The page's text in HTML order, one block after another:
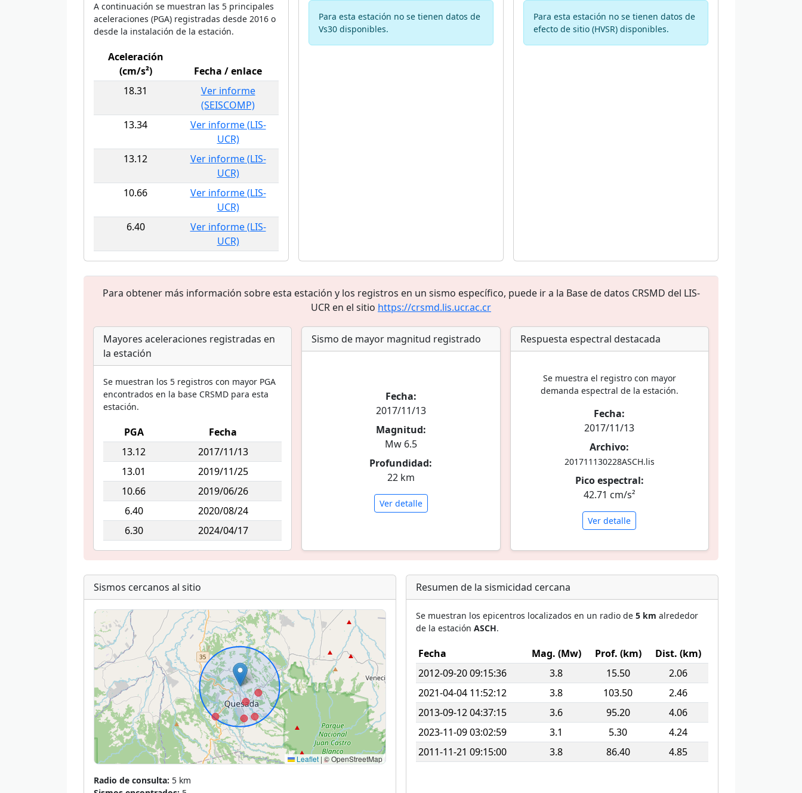
A continuación se muestran las 5 principales
aceleraciones (PGA) registradas desde 2016 o
desde la instalación de la estación.
Aceleración
(cm/s²)
Fecha / enlace
18.31
Ver informe
(SEISCOMP)
13.34
Ver informe (LIS-
UCR)
13.12
Ver informe (LIS-
UCR)
10.66
Ver informe (LIS-
UCR)
6.40
Ver informe (LIS-
UCR)
Para esta estación no se tienen datos de
Vs30 disponibles.
Para esta estación no se tienen datos de
efecto de sitio (HVSR) disponibles.
Para obtener más información sobre esta estación y los registros en un sismo específico, puede ir a la Base de datos CRSMD del LIS-
UCR en el sitio https://crsmd.lis.ucr.ac.cr
Mayores aceleraciones registradas en
la estación
Se muestran los 5 registros con mayor PGA
encontrados en la base CRSMD para esta
estación.
PGA
Fecha
13.12
2017/11/13
13.01
2019/11/25
10.66
2019/06/26
6.40
2020/08/24
6.30
2024/04/17
Sismo de mayor magnitud registrado
Fecha:
2017/11/13
Magnitud:
Mw 6.5
Profundidad:
22 km
Ver detalle
Respuesta espectral destacada
Se muestra el registro con mayor
demanda espectral de la estación.
Fecha:
2017/11/13
Archivo:
201711130228ASCH.lis
Pico espectral:
42.71 cm/s²
Ver detalle
Sismos cercanos al sitio
Leaflet | © OpenStreetMap
Radio de consulta: 5 km
Resumen de la sismicidad cercana
Se muestran los epicentros localizados en un radio de 5 km alrededor
de la estación ASCH.
Fecha Mag. (Mw) Prof. (km)
Dist. (km)
2012-09-20 09:15:36
3.8 15.50
2.06
2021-04-04 11:52:12
3.8 103.50
2.46
2013-09-12 04:37:15
3.6 95.20
4.06
2023-11-09 03:02:59
3.1 5.30
4.24
2011-11-21 09:15:00
3.8 86.40 4.85